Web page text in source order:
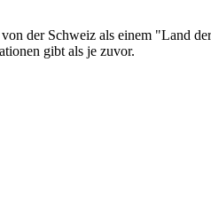
der Schweiz als einem "Land
gibt als je zuvor.